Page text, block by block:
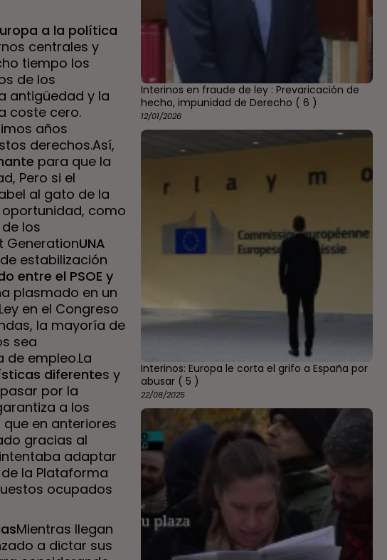
Interinos en fraude de ley : Prevaricación de
hecho, impunidad de Derecho ( 6 )
12/01/2026
Interinos: Europa le corta el grifo a España por
abusar ( 5 )
22/08/2025
a la política
centrales y
tiempo los
de los
antigüedad y la
coste cero.
años
derechos.Así,
para que la
Pero si el
al gato de la
como
los
GenerationUNA
estabilización
entre el PSOE y
plasmado en un
en el Congreso
la mayoría de
sea
empleo.La
diferentes y
por la
a los
en anteriores
gracias al
adaptar
la Plataforma
ocupados
Mientras llegan
a dictar sus